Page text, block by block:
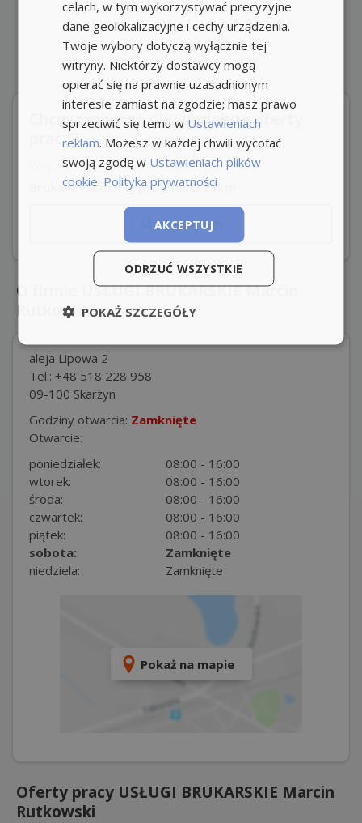
Chcesz mieć na oku podobne oferty
pracy?
Włącz powiadomienia i nie przegap okazji!
Brukarz Płońsk w promieniu 25km
Powiadom
O firmie USŁUGI BRUKARSKIE Marcin
Rutkowski
aleja Lipowa 2
Tel.: +48 518 228 958
09-100 Skarżyn
Godziny otwarcia: Zamknięte
Otwarcie:
poniedziałek:
08:00 - 16:00
wtorek:
08:00 - 16:00
środa:
08:00 - 16:00
czwartek:
08:00 - 16:00
piątek:
08:00 - 16:00
sobota:
Zamknięte
niedziela:
Zamknięte
Pokaż na mapie
Oferty pracy USŁUGI BRUKARSKIE Marcin
Rutkowski
celach, w tym wykorzystywać precyzyjne
dane geolokalizacyjne i cechy urządzenia.
Twoje wybory dotyczą wyłącznie tej
witryny. Niektórzy dostawcy mogą
opierać się na prawnie uzasadnionym
interesie zamiast na zgodzie; masz prawo
sprzeciwić się temu w Ustawieniach
reklam. Możesz w każdej chwili wycofać
swoją zgodę w Ustawieniach plików
cookie. Polityka prywatności
AKCEPTUJ
ODRZUĆ WSZYSTKIE
POKAŻ SZCZEGÓŁY